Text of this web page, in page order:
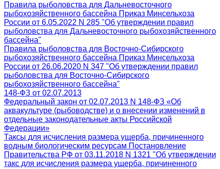
Правила рыболовства для Дальневосточного
рыбохозяйственного бассейна Приказ Минсельхоза
России от 6.05.2022 N 285 "Об утверждении правил
рыболовства для Дальневосточного рыбохозяйственного
бассейна"
Правила рыболовства для Восточно-Сибирского
рыбохозяйственного бассейна Приказ Минсельхоза
России от 26.06.2020 N 347 "Об утверждении правил
рыболовства для Восточно-Сибирского
рыбохозяйственного бассейна"
148-ФЗ от 02.07.2013
Федеральный закон от 02.07.2013 N 148-ФЗ «Об
аквакультуре (рыбоводстве) и о внесении изменений в
отдельные законодательные акты Российской
Федерации»
Таксы для исчисления размера ущерба, причиненного
водным биологическим ресурсам Постановление
Правительства РФ от 03.11.2018 N 1321 "Об утверждении
такс для исчисления размера ущерба, причиненного